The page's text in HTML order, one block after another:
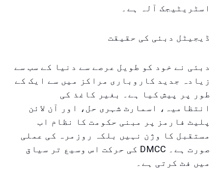
اسٹریٹیجک آلہ ہے۔
ڈیجیٹل دبئی کی حقیقت
دبئی نے خود کو طویل عرصے سے دنیا کے سب سے
زیادہ جدید کاروباری مراکز میں سے ایک کے
طور پر پیش کیا ہے۔ بغیر کاغذ کی
انتظامیہ، اسمارٹ شہری حل، اور آن لائن
پلیٹ فارمز پر مبنی حکومت کا نظام اب
مستقبل کا وژن نہیں بلکہ روزمرہ کی عملی
صورت ہے۔ DMCC کی حرکت اس وسیع تر سیاق
میں فٹ کرتی ہے۔